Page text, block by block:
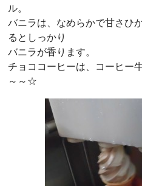
ル。
バニラは、なめらかで甘さひ
るとしっかり
バニラが香ります。
チョココーヒーは、コーヒー
～～☆